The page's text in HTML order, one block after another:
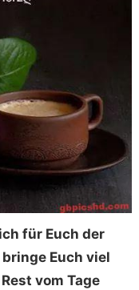
für Euch der
Euch viel
vom Tage